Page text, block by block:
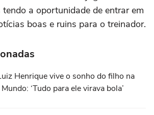
a oportunidade de entrar em
boas e ruins para o treinador.
Henrique vive o sonho do filho na
‘Tudo para ele virava bola’